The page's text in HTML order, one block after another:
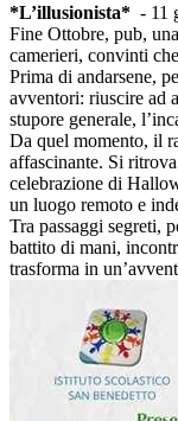
*L’illusionista* - 11
Fine Ottobre, pub,
camerieri, convinti
Prima di andarsene,
avventori: riuscire ad
stupore generale,
Da quel momento, il
affascinante. Si
celebrazione di
un luogo remoto e
Tra passaggi segreti,
battito di mani,
trasforma in